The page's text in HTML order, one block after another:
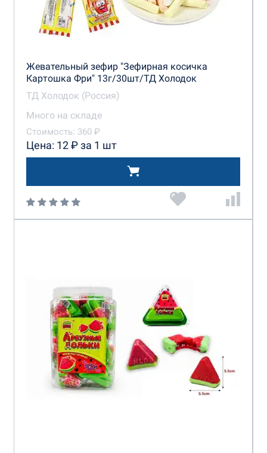
Жевательный зефир "Зефирная косичка
Картошка Фри" 13г/30шт/ТД Холодок
ТД Холодок (Россия)
Много на складе
Стоимость: 360 ₽
Цена: 12 ₽ за 1 шт